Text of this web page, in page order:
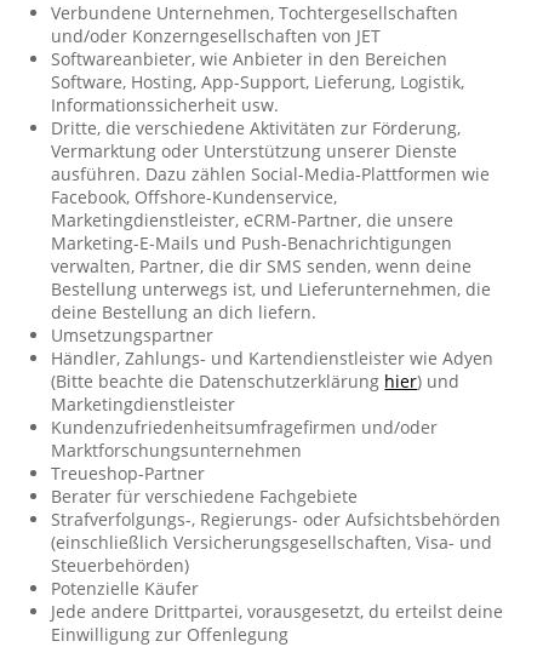
Verbundene Unternehmen, Tochtergesellschaften
und/oder Konzerngesellschaften von JET
Softwareanbieter, wie Anbieter in den Bereichen
Software, Hosting, App-Support, Lieferung, Logistik,
Informationssicherheit usw.
Dritte, die verschiedene Aktivitäten zur Förderung,
Vermarktung oder Unterstützung unserer Dienste
ausführen. Dazu zählen Social-Media-Plattformen wie
Facebook, Offshore-Kundenservice,
Marketingdienstleister, eCRM-Partner, die unsere
Marketing-E-Mails und Push-Benachrichtigungen
verwalten, Partner, die dir SMS senden, wenn deine
Bestellung unterwegs ist, und Lieferunternehmen, die
deine Bestellung an dich liefern.
Umsetzungspartner
Händler, Zahlungs- und Kartendienstleister wie Adyen
(Bitte beachte die Datenschutzerklärung hier) und
Marketingdienstleister
Kundenzufriedenheitsumfragefirmen und/oder
Marktforschungsunternehmen
Treueshop-Partner
Berater für verschiedene Fachgebiete
Strafverfolgungs-, Regierungs- oder Aufsichtsbehörden
(einschließlich Versicherungsgesellschaften, Visa- und
Steuerbehörden)
Potenzielle Käufer
Jede andere Drittpartei, vorausgesetzt, du erteilst deine
Einwilligung zur Offenlegung